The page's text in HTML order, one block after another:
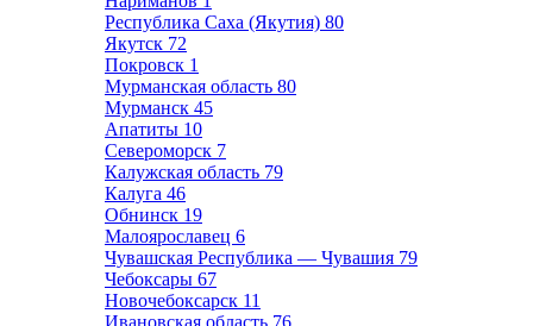
Республика Саха (Якутия) 80
Якутск 72
Покровск 1
Мурманская область 80
Мурманск 45
Апатиты 10
Североморск 7
Калужская область 79
Калуга 46
Обнинск 19
Малоярославец 6
Чувашская Республика — Чувашия 79
Чебоксары 67
Новочебоксарск 11
Ивановская область 76